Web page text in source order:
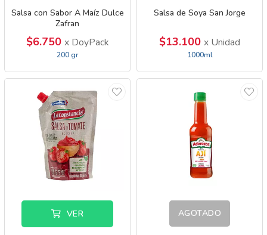
Salsa con Sabor A Maíz Dulce
Zafran
$6.750 x DoyPack
200 gr
Salsa de Soya San Jorge
$13.100 x Unidad
1000ml
VER AGOTADO